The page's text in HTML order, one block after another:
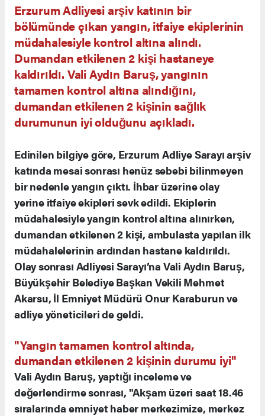
Erzurum Adliyesi arşiv katının bir
bölümünde çıkan yangın, itfaiye ekiplerinin
müdahalesiyle kontrol altına alındı.
Dumandan etkilenen 2 kişi hastaneye
kaldırıldı. Vali Aydın Baruş, yangının
tamamen kontrol altına alındığını,
dumandan etkilenen 2 kişinin sağlık
durumunun iyi olduğunu açıkladı.
Edinilen bilgiye göre, Erzurum Adliye Sarayı arşiv
katında mesai sonrası henüz sebebi bilinmeyen
bir nedenle yangın çıktı. İhbar üzerine olay
yerine itfaiye ekipleri sevk edildi. Ekiplerin
müdahalesiyle yangın kontrol altına alınırken,
dumandan etkilenen 2 kişi, ambulasta yapılan ilk
müdahalelerinin ardından hastane kaldırıldı.
Olay sonrası Adliyesi Sarayı’na Vali Aydın Baruş,
Büyükşehir Belediye Başkan Vekili Mehmet
Akarsu, İl Emniyet Müdürü Onur Karaburun ve
adliye yöneticileri de geldi.
"Yangın tamamen kontrol altında,
dumandan etkilenen 2 kişinin durumu iyi"
Vali Aydın Baruş, yaptığı inceleme ve
değerlendirme sonrası, "Akşam üzeri saat 18.46
sıralarında emniyet haber merkezimize, merkez